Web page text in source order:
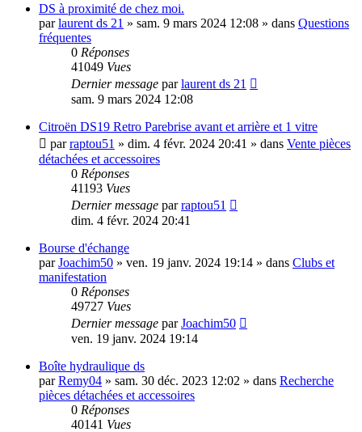
DS à proximité de chez moi.
parlaurent ds 21 » sam. 9 mars 2024 12:08 » dans Questions
fréquentes
0 Réponses
41049 Vues
Dernier message parlaurent ds 21
sam. 9 mars 2024 12:08
Citroën DS19 Retro Parebrise avant et arrière et 1 vitre
parraptou51 » dim. 4 févr. 2024 20:41 » dans Vente pièces
détachées et accessoires
0 Réponses
41193 Vues
Dernier message parraptou51
dim. 4 févr. 2024 20:41
Bourse d'échange
parJoachim50 » ven. 19 janv. 2024 19:14 » dans Clubs et
manifestation
0 Réponses
49727 Vues
Dernier message parJoachim50
ven. 19 janv. 2024 19:14
Boîte hydraulique ds
parRemy04 » sam. 30 déc. 2023 12:02 » dans Recherche
pièces détachées et accessoires
0 Réponses
40141 Vues